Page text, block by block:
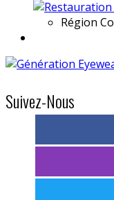
Région
Suivez-Nous
> 11k
> 11k